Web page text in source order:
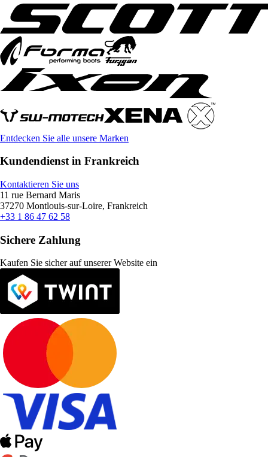
Entdecken Sie alle unsere Marken
Kundendienst in Frankreich
Kontaktieren Sie uns
11 rue Bernard Maris
37270 Montlouis-sur-Loire, Frankreich
+33 1 86 47 62 58
Sichere Zahlung
Kaufen Sie sicher auf unserer Website ein